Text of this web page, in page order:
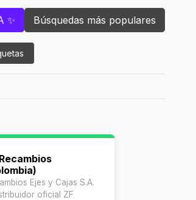
✨ Búsquedas más populares
Ejes y Cajas S.A.
oficial ZF